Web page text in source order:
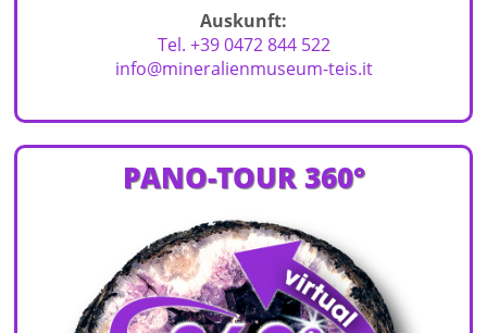
Auskunft:
Tel. +39 0472 844 522
info@mineralienmuseum-teis.it
PANO-TOUR 360°